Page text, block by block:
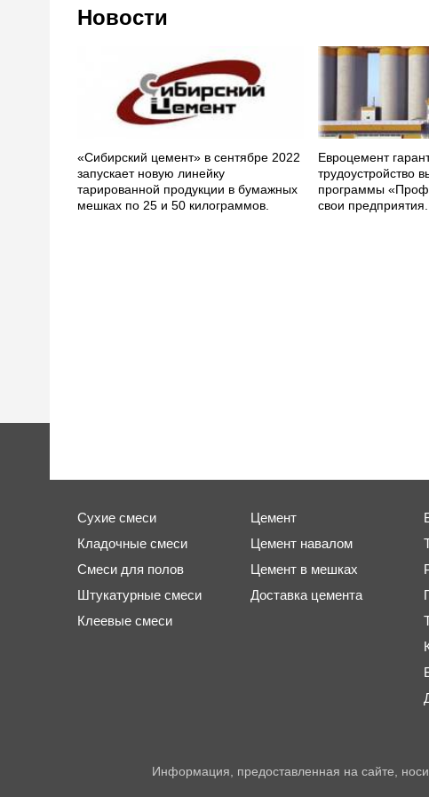
Новости
«Сибирский цемент» в сентябре 2022
запускает новую линейку
тарированной продукции в бумажных
мешках по 25 и 50 килограммов.
Евроцемент
трудоустройство
программы
свои предприятия.
Сухие смеси
Кладочные смеси
Смеси для полов
Штукатурные смеси
Клеевые смеси
Цемент
Цемент навалом
Цемент в мешках
Доставка цемента
Информация, предоставленная на сайте,